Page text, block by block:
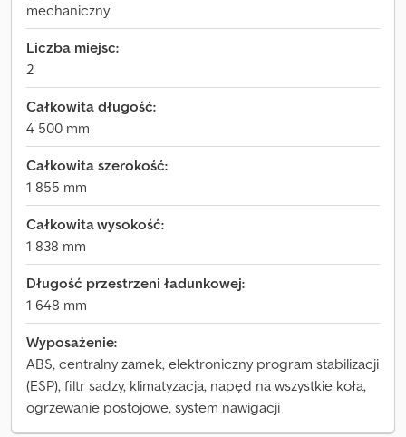
mechaniczny
Liczba miejsc:
2
Całkowita długość:
4 500 mm
Całkowita szerokość:
1 855 mm
Całkowita wysokość:
1 838 mm
Długość przestrzeni ładunkowej:
1 648 mm
Wyposażenie:
ABS, centralny zamek, elektroniczny program stabilizacji
(ESP), filtr sadzy, klimatyzacja, napęd na wszystkie koła,
ogrzewanie postojowe, system nawigacji